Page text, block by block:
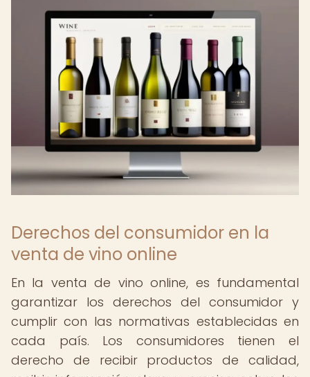
Derechos del consumidor en la
venta de vino online
En la venta de vino online, es fundamental
garantizar los derechos del consumidor y
cumplir con las normativas establecidas en
cada país. Los consumidores tienen el
derecho de recibir productos de calidad,